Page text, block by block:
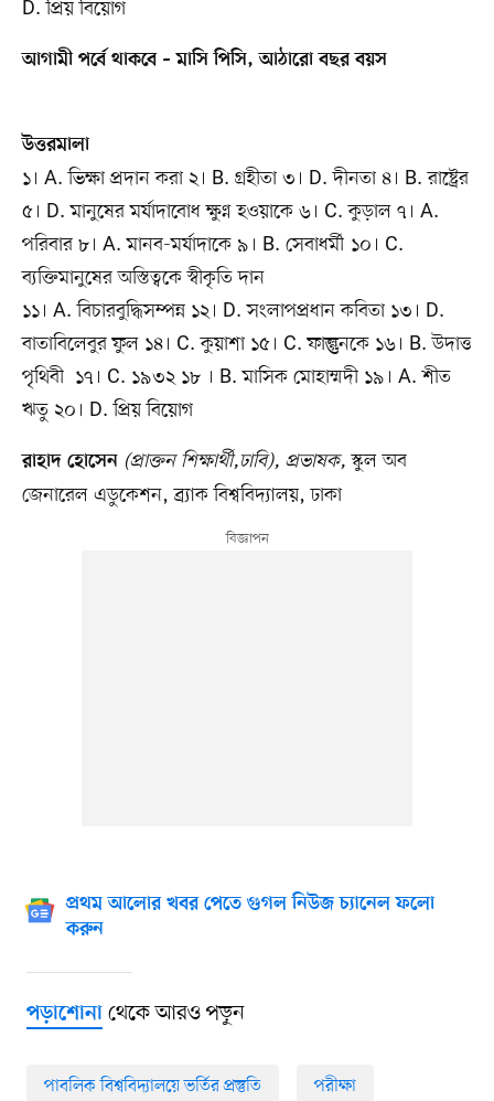
D. প্রিয় বিয়োগ
আগামী পর্বে থাকবে – মাসি পিসি, আঠারো বছর বয়স
উত্তরমালা
১। A. ভিক্ষা প্রদান করা ২। B. গ্রহীতা ৩। D. দীনতা ৪। B. রাষ্ট্রের
৫। D. মানুষের মর্যাদাবোধ ক্ষুণ্ন হওয়াকে ৬। C. কুড়াল ৭। A.
পরিবার ৮। A. মানব-মর্যাদাকে ৯। B. সেবাধর্মী ১০। C.
ব্যক্তিমানুষের অস্তিত্বকে স্বীকৃতি দান
১১। A. বিচারবুদ্ধিসম্পন্ন ১২। D. সংলাপপ্রধান কবিতা ১৩। D.
বাতাবিলেবুর ফুল ১৪। C. কুয়াশা ১৫। C. ফাল্গুনকে ১৬। B. উদাত্ত
পৃথিবী ১৭। C. ১৯৩২ ১৮ । B. মাসিক মোহাম্মদী ১৯। A. শীত
ঋতু ২০। D. প্রিয় বিয়োগ
রাহাদ হোসেন (প্রাক্তন শিক্ষার্থী,ঢাবি), প্রভাষক, স্কুল অব
জেনারেল এডুকেশন, ব্র্যাক বিশ্ববিদ্যালয়, ঢাকা
প্রথম আলোর খবর পেতে গুগল নিউজ চ্যানেল ফলো
করুন
পড়াশোনাথেকে আরও পড়ুন
পাবলিক বিশ্ববিদ্যালয়ে ভর্তির প্রস্তুতি পরীক্ষা